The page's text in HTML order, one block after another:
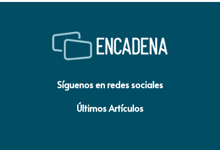
Síguenos en redes sociales
Últimos Artículos